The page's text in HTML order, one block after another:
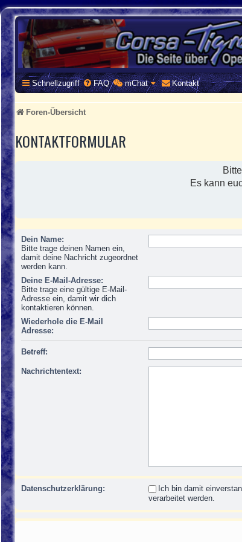
CORSA-TIGRA.DE
Homepage und Forum rund um Opel Corsa und Tigra
Schnellzugriff FAQ mChat Kontakt
Foren-Übersicht
KONTAKTFORMULAR
Es kann
Dein Name:
Bitte trage deinen Namen ein,
damit deine Nachricht zugeordnet
werden kann.
Deine E-Mail-Adresse:
Bitte trage eine gültige E-Mail-
Adresse ein, damit wir dich
kontaktieren können.
Wiederhole die E-Mail
Adresse:
Betreff:
Nachrichtentext:
Datenschutzerklärung: Ich bin damit
verarbeitet werden.